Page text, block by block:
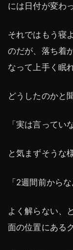
には日付が変わ
それではもう寝
のだが、落ち着
なって上手く眠
どうしたのかと
「実は言ってい
と気まずそうな
「2週間前から
よく解らない、
面の位置にある